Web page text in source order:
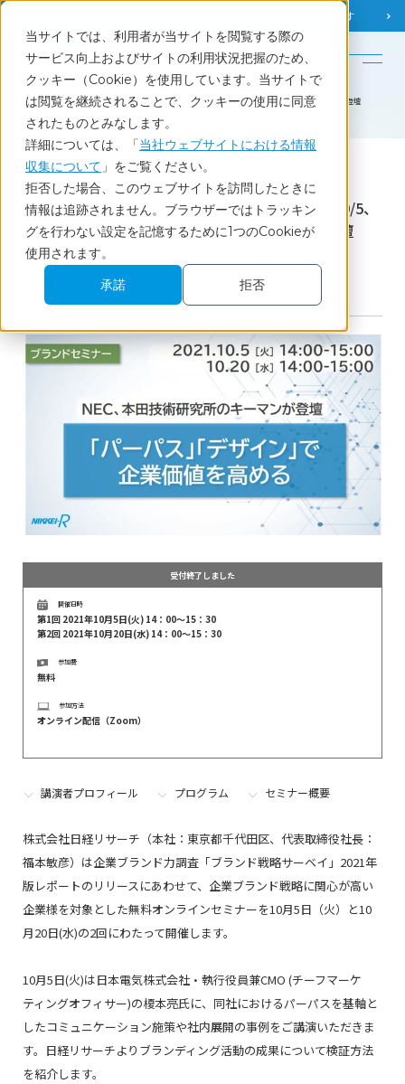
当サイトでは、利用者が当サイトを閲覧する際の
サービス向上およびサイトの利用状況把握のため、
クッキー（Cookie）を使用しています。当サイトで
は閲覧を継続されることで、クッキーの使用に同意
されたものとみなします。
詳細については、「当社ウェブサイトにおける情報
収集について 」をご覧ください。
拒否した場合、このウェブサイトを訪問したときに
情報は追跡されません。ブラウザーではトラッキン
グを行わない設定を記憶するために1つのCookieが
使用されます。
承諾
拒否
お役立ち情報を探す
English
【受付終了】「ブランド力向上セミナー2021」 10/5、10/20開催 NEC、本田技術研究所のキーマンが登壇
「パーパス」「デザイン」で企業価値を 高める
Seminar
【受付終了】「ブランド力向上セミナー2021」 10/5、
10/20開催 NEC、本田技術研究所のキーマンが登壇
「パーパス」「デザイン」で企業価値を 高める
2021.10.05 開催│ ウェビナー
受付終了しました
開催日時
第1回 2021年10月5日(火) 14：00～15：30
第2回 2021年10月20日(水) 14：00～15：30
参加費
無料
参加方法
オンライン配信（Zoom）
講演者プロフィール プログラム セミナー概要
株式会社日経リサーチ（本社：東京都千代田区、代表取締役社長：
福本敏彦）は企業ブランド力調査「ブランド戦略サーベイ」2021年
版レポートのリリースにあわせて、企業ブランド戦略に関心が高い
企業様を対象とした無料オンラインセミナーを10月5日（火）と10
月20日(水)の2回にわたって開催します。
10月5日(火)は日本電気株式会社・執行役員兼CMO (チーフマーケ
ティングオフィサー)の榎本亮氏に、同社におけるパーパスを基軸と
したコミュニケーション施策や社内展開の事例をご講演いただきま
す。日経リサーチよりブランディング活動の成果について検証方法
を紹介します。